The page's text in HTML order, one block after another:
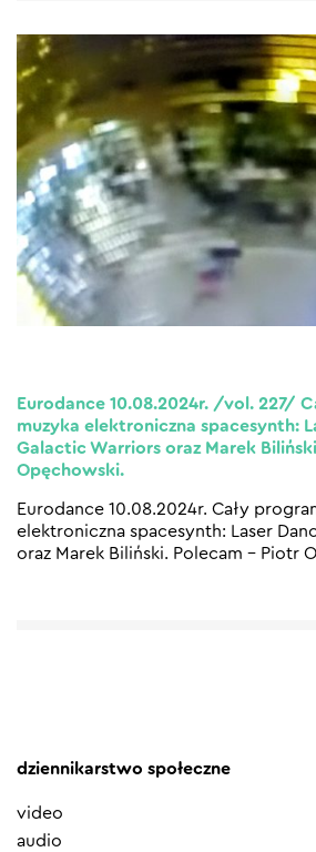
Eurodance 10.08.2024r. /vol. 227/
muzyka elektroniczna spacesynth:
Galactic Warriors oraz Marek
Opęchowski.
Eurodance 10.08.2024r. Cały
elektroniczna spacesynth: Laser
oraz Marek Biliński. Polecam – Piotr
dziennikarstwo społeczne
video
audio